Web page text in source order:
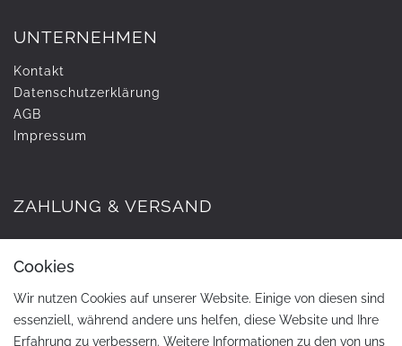
UNTERNEHMEN
Kontakt
Daten­schutz­erklärung
AGB
Impressum
ZAHLUNG & VERSAND
Cookies
Wir nutzen Cookies auf unserer Website. Einige von diesen sind
essenziell, während andere uns helfen, diese Website und Ihre
Erfahrung zu verbessern. Weitere Informationen zu den von uns